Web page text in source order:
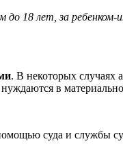
18 лет, за ребенком-
. В некоторых случаях
в
суда и службы